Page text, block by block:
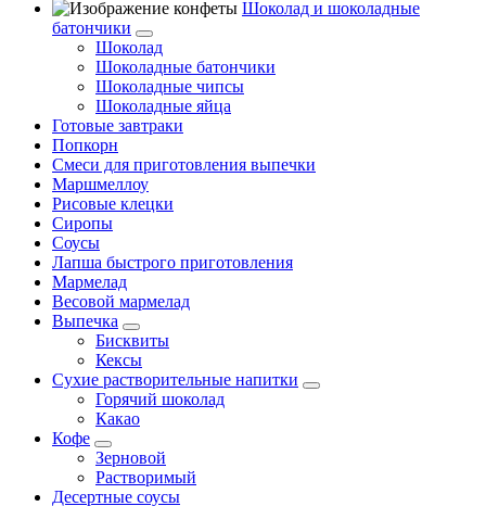
Шоколад и шоколадные
батончики
Шоколад
Шоколадные батончики
Шоколадные чипсы
Шоколадные яйца
Готовые завтраки
Попкорн
Смеси для приготовления выпечки
Маршмеллоу
Рисовые клецки
Сиропы
Соусы
Лапша быстрого приготовления
Мармелад
Весовой мармелад
Выпечка
Бисквиты
Кексы
Сухие растворительные напитки
Горячий шоколад
Какао
Кофе
Зерновой
Растворимый
Десертные соусы